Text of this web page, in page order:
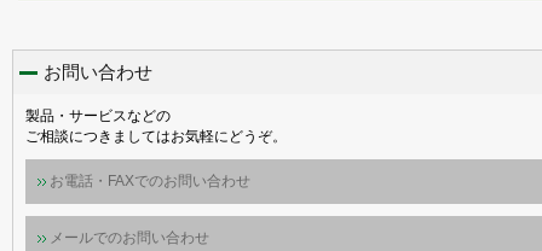
お問い合わせ
製品・サービスなどの
ご相談につきましてはお気軽にどうぞ。
お電話・FAXでのお問い合わせ
メールでのお問い合わせ